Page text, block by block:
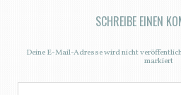
SCHREIBE EINEN
Deine E-Mail-Adresse wird nicht
markiert